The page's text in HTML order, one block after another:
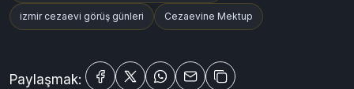
izmir cezaevi görüş günleri Cezaevine Mektup
Paylaşmak: